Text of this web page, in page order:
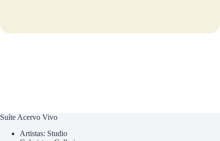
Suíte Acervo Vivo
Artistas: Studio